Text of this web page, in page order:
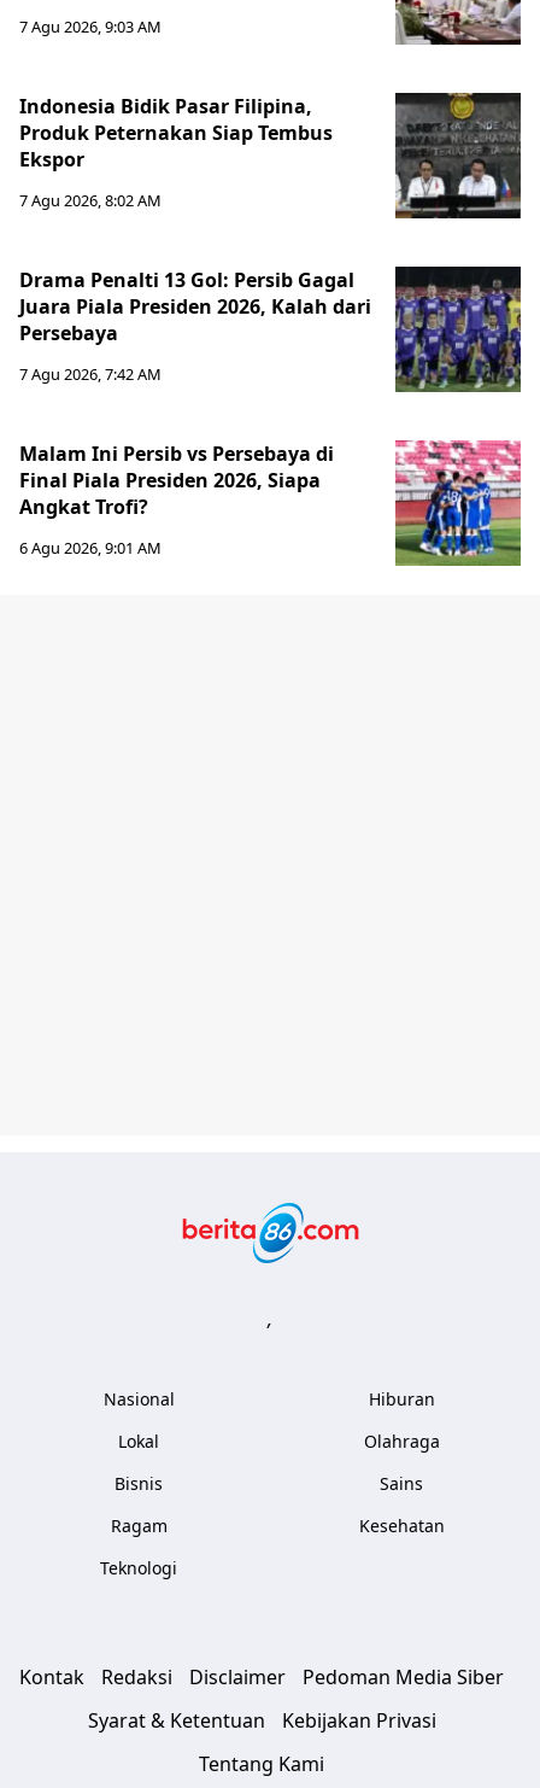
7 Agu 2026, 9:03 AM
Indonesia Bidik Pasar Filipina,
Produk Peternakan Siap Tembus
Ekspor
7 Agu 2026, 8:02 AM
Drama Penalti 13 Gol: Persib Gagal
Juara Piala Presiden 2026, Kalah dari
Persebaya
7 Agu 2026, 7:42 AM
Malam Ini Persib vs Persebaya di
Final Piala Presiden 2026, Siapa
Angkat Trofi?
6 Agu 2026, 9:01 AM
,
Nasional
Lokal
Bisnis
Ragam
Teknologi
Hiburan
Olahraga
Sains
Kesehatan
Kontak Redaksi Disclaimer
Pedoman Media Siber
Syarat & Ketentuan
Kebijakan Privasi
Tentang Kami